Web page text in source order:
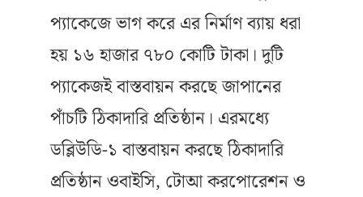
প্যাকেজে ভাগ করে এর নির্মাণ ব্যায় ধরা
হয় ১৬ হাজার ৭৮০ কোটি টাকা। দুটি
প্যাকেজই বাস্তবায়ন করছে জাপানের
পাঁচটি ঠিকাদারি প্রতিষ্ঠান। এরমধ্যে
ডব্লিউডি-১ বাস্তবায়ন করছে ঠিকাদারি
প্রতিষ্ঠান ওবাইসি, টোআ করপোরেশন ও